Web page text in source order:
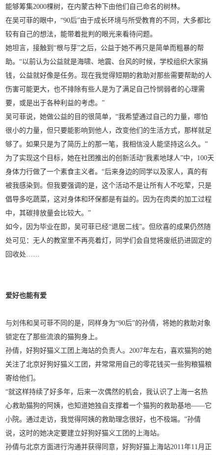
能够筹集2000棵树，在内蒙古种下由他们自己命名的树林。
在吴可菲的眼中，“90后”由于成长环境与所受教育的不同，大多都比
较有自己的想法，能带着批判的眼光来看待问题。
她坦言，接触到“根与芽”之后，公益于她不再只是简单而粗暴的帮
助。“以前认为公益就是海啸、地震、台风的时候，学校组织大家捐
钱，公益就好像是任务。现在我觉得短期的救助对那些需要帮助的人
伤害可能更大，也不排除有些人是为了满足自己怜悯弱者的心理需
要，或是出于各种利益的考虑。”
吴可菲说，她做公益的目的很简单，“我希望通过自己的力量，哪怕
很小的力量，但只要能影响到他人，改变他们的生活方式，那样就足
够了。如果只是为了简历上的那一笔，我相信没人能坚持这么久。”
为了实现这个目标，她在社团推出的创新活动“我素地球人”中，100天
身体力行做了一个素食主义者。“后来身边的同学以及家人，真的有
被我感染到。但我要强调的是，这个活动不是让所有人不吃荤，只是
倡导多吃蔬菜，这对身体和环保都是有益的。因为在肉类的加工过程
中，其碳排放量会比较大。”
如今，因为毕业在即，吴可菲已经“退居二线”。但欣喜的成果仍然随
处可见：无人的教室里不再亮着灯，同学们会自觉将废纸扔进固定的
回收处……
爱好也能有爱
与刘伟和吴可菲不同的是，同样身为“90后”的孙倩，将她的救助对象
锁定在了那些流浪的猫狗身上。
孙倩，好狗好猫义工团上海站的负责人。2007年左右，喜欢猫狗的她
关注了北京好狗好猫义工团，并常常用自己的零花钱买一些狗粮猫粮
寄给他们。
“就这样持续了好多年，后来一次偶然的机会，我认识了上海一名热
心救助猫狗的阿姨，也知道她独自支撑着一个猫狗的救助基地——它
小院。通过走访，我觉得阿姨的救助理念很好，也不极端。”孙倩
说，这时的她决定要建立好狗好猫义工团的上海站。
孙倩与北京方面进行沟通并获得同意，好狗好猫上海站2011年11月正